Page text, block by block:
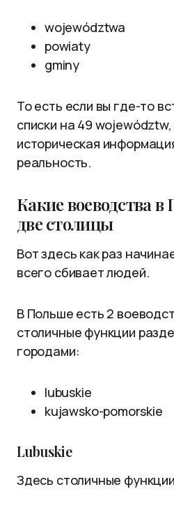
województwa
powiaty
gminy
То есть если вы где-то
списки на 49
историческая
реальность.
Какие воеводства
две столицы
Вот здесь как раз
всего сбивает людей.
В Польше есть 2
столичные функции
городами:
lubuskie
kujawsko-pomorskie
Lubuskie
Здесь столичные